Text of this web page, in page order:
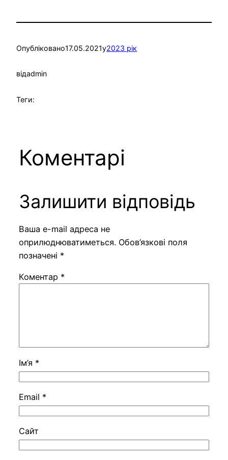
Опубліковано17.05.2021у2023 рік
відadmin
Теги:
Коментарі
Залишити відповідь
Ваша e-mail адреса не
оприлюднюватиметься. Обов’язкові поля
позначені *
Коментар *
Ім’я *
Email *
Сайт